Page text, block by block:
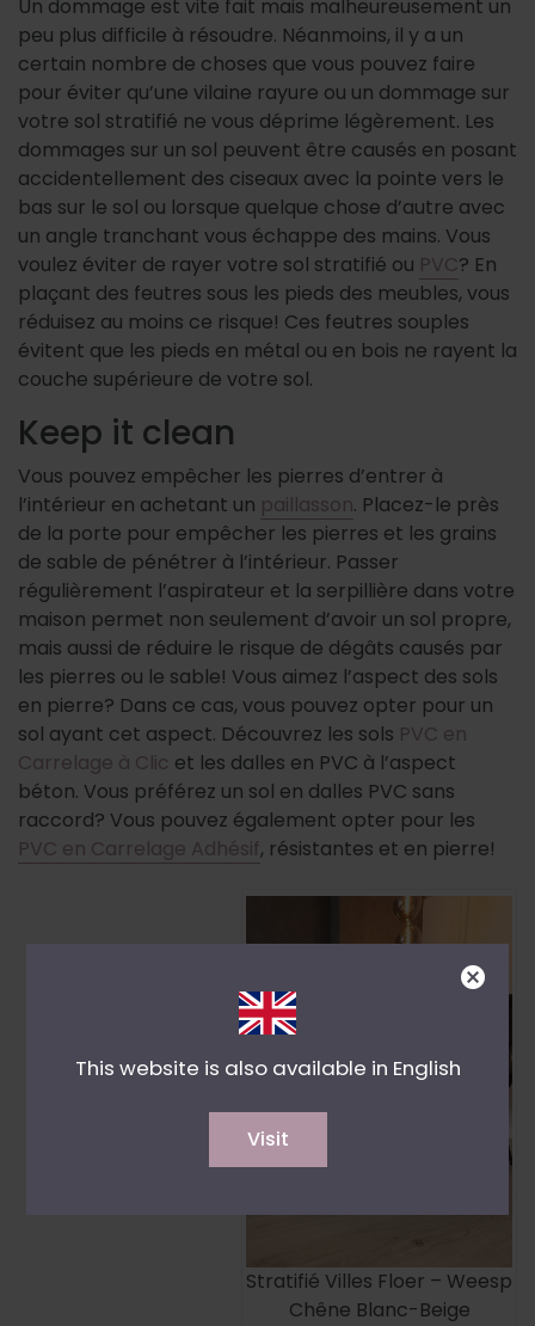
Un dommage est vite fait mais malheureusement un
peu plus difficile à résoudre. Néanmoins, il y a un
certain nombre de choses que vous pouvez faire
pour éviter qu’une vilaine rayure ou un dommage sur
votre sol stratifié ne vous déprime légèrement. Les
dommages sur un sol peuvent être causés en posant
accidentellement des ciseaux avec la pointe vers le
bas sur le sol ou lorsque quelque chose d’autre avec
un angle tranchant vous échappe des mains. Vous
voulez éviter de rayer votre sol stratifié ou PVC? En
plaçant des feutres sous les pieds des meubles, vous
réduisez au moins ce risque! Ces feutres souples
évitent que les pieds en métal ou en bois ne rayent la
couche supérieure de votre sol.
Keep it clean
Vous pouvez empêcher les pierres d’entrer à
l’intérieur en achetant un paillasson. Placez-le près
de la porte pour empêcher les pierres et les grains
de sable de pénétrer à l’intérieur. Passer
régulièrement l’aspirateur et la serpillière dans votre
maison permet non seulement d’avoir un sol propre,
mais aussi de réduire le risque de dégâts causés par
les pierres ou le sable! Vous aimez l’aspect des sols
en pierre? Dans ce cas, vous pouvez opter pour un
sol ayant cet aspect. Découvrez les sols PVC en
Carrelage à Clic et les dalles en PVC à l’aspect
béton. Vous préférez un sol en dalles PVC sans
raccord? Vous pouvez également opter pour les
PVC en Carrelage Adhésif, résistantes et en pierre!
Stratifié Villes Floer – Weesp
Chêne Blanc-Beige
This website is also available in English
Visit